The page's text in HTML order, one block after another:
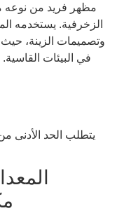
مظهر فريد من نوعه
الزخرفية. يستخدمه
وتصميمات الزينة،
في البيئات
يتطلب الحد الأدنى